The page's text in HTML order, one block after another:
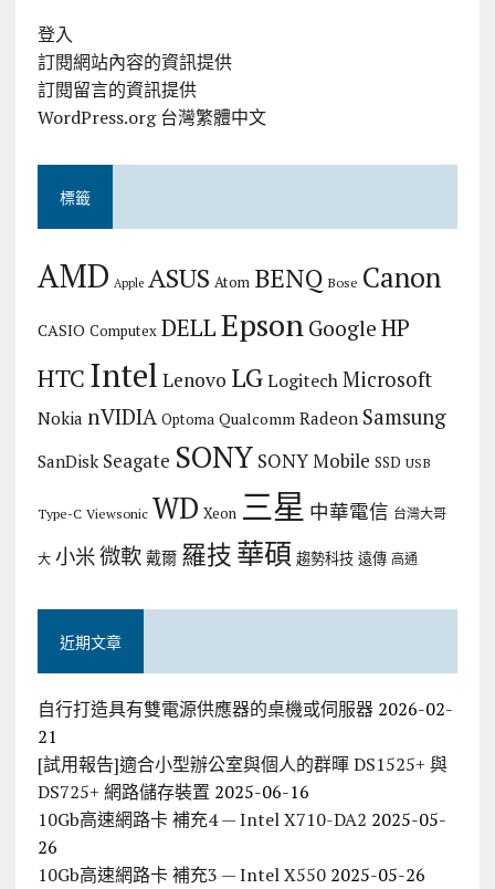
登入
訂閱網站內容的資訊提供
訂閱留言的資訊提供
WordPress.org 台灣繁體中文
標籤
AMD Apple ASUS Atom BENQ Bose Canon
CASIO Computex DELLEpson Google HP
HTC Intel Lenovo LG Logitech Microsoft
Nokia nVIDIA Optoma Qualcomm Radeon Samsung
SanDisk Seagate SONY SONY Mobile SSD USB
Type-C Viewsonic WD Xeon 三星 中華電信 台灣大哥
大 小米微軟 戴爾 羅技華碩 趨勢科技 遠傳 高通
近期文章
自行打造具有雙電源供應器的桌機或伺服器 2026-02-
21
[試用報告]適合小型辦公室與個人的群暉 DS1525+ 與
DS725+ 網路儲存裝置 2025-06-16
10Gb高速網路卡 補充4 — Intel X710-DA2 2025-05-
26
10Gb高速網路卡 補充3 — Intel X550 2025-05-26